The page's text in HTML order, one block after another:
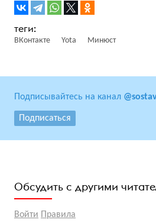
ВКонтакте Yota Минюст
Подписывайтесь на канал
Подписаться
Обсудить с другими
Войти Правила